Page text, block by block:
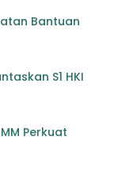
Bantuan
S1 HKI
Perkuat